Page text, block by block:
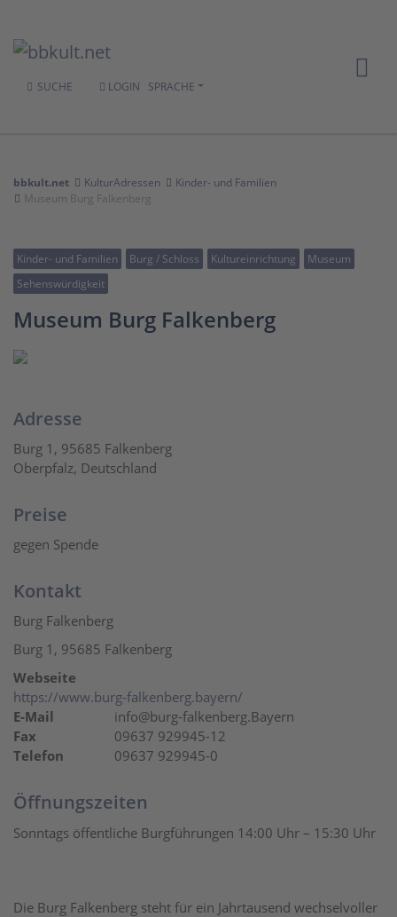
SUCHE LOGIN SPRACHE
bbkult.net KulturAdressen
Kinder- und Familien
Museum Burg Falkenberg
Kinder- und Familien Burg / Schloss Kultureinrichtung
Museum
Sehenswürdigkeit
Museum Burg Falkenberg
Die Burg Falkenberg steht für ein Jahrtausend wechselvoller
Adresse
Burg 1, 95685 Falkenberg
Oberpfalz, Deutschland
Preise
gegen Spende
Kontakt
Burg Falkenberg
Burg 1, 95685 Falkenberg
Webseite
https://www.burg-falkenberg.bayern/
E-Mail
info@burg-falkenberg.Bayern
Fax
09637 929945-12
Telefon
09637 929945-0
Öffnungszeiten
Sonntags öffentliche Burgführungen 14:00 Uhr – 15:30 Uhr